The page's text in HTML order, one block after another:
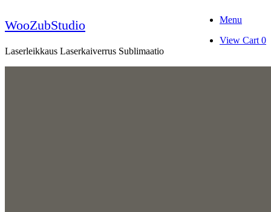
to
content
WooZubStudio
Laserleikkaus Laserkaiverrus Sublimaatio
Menu
View
View Cart 0